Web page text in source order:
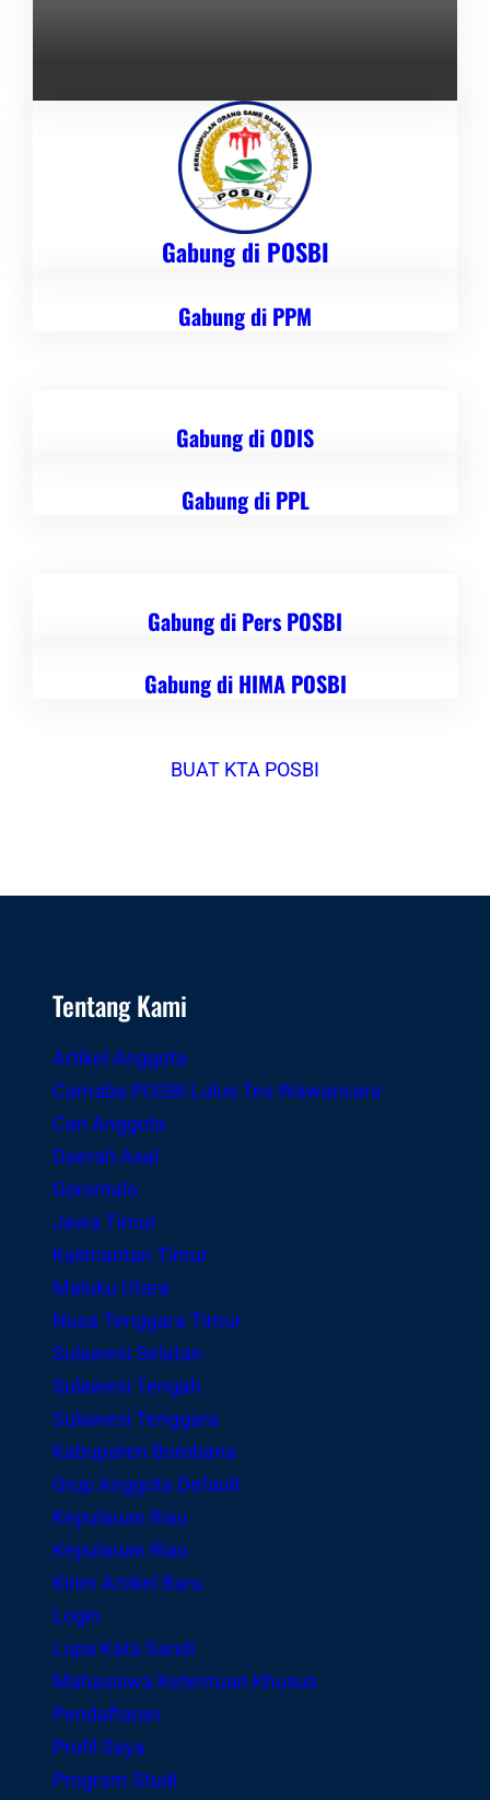
Gabung di POSBI
Gabung di PPM
Gabung di ODIS
Gabung di PPL
Gabung di Pers POSBI
Gabung di HIMA POSBI
BUAT KTA POSBI
Tentang Kami
Artikel Anggota
Camaba POSBI Lulus Tes Wawancara
Cari Anggota
Daerah Asal
Gorontalo
Jawa Timur
Kalimantan Timur
Maluku Utara
Nusa Tenggara Timur
Sulawesi Selatan
Sulawesi Tengah
Sulawesi Tenggara
Kabupaten Bombana
Grup Anggota Default
Kepulauan Riau
Kepulauan Riau
Kirim Artikel Baru
Login
Lupa Kata Sandi
Mahasiswa Ketentuan Khusus
Pendaftaran
Profil Saya
Program Studi